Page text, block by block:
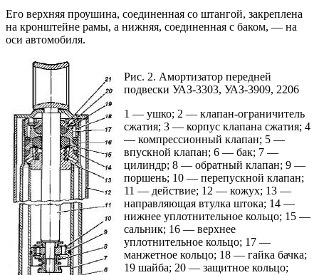
Его верхняя проушина, соединенная со штангой, закреплена
на кронштейне рамы, а нижняя, соединенная с баком, — на
оси автомобиля.
Рис. 2. Амортизатор передней
подвески УАЗ-3303, УАЗ-3909, 2206
1 — ушко; 2 — клапан-ограничитель
сжатия; 3 — корпус клапана сжатия; 4
— компрессионный клапан; 5 —
впускной клапан; 6 — бак; 7 —
цилиндр; 8 — обратный клапан; 9 —
поршень; 10 — перепускной клапан;
11 — действие; 12 — кожух; 13 —
направляющая втулка штока; 14 —
нижнее уплотнительное кольцо; 15 —
сальник; 16 — верхнее
уплотнительное кольцо; 17 —
манжетное кольцо; 18 — гайка бачка;
19 шайба; 20 — защитное кольцо;